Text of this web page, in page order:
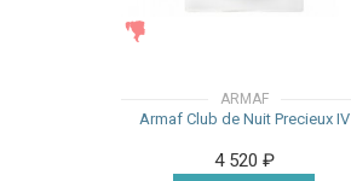
ARMAF
Armaf Club de Nuit Precieux IV
4 520 ₽